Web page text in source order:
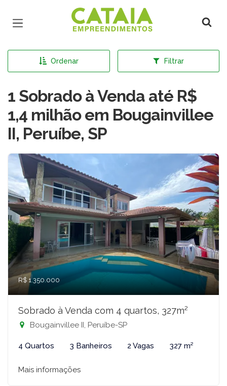
Página inicial
Ordenar Filtrar
1 Sobrado à Venda até R$
1,4 milhão em Bougainvillee
II, Peruíbe, SP
R$ 1.350.000
Sobrado à Venda com 4 quartos, 327m²
Bougainvillee II, Peruíbe-SP
4 Quartos 3 Banheiros 2 Vagas 327 m²
Mais informações